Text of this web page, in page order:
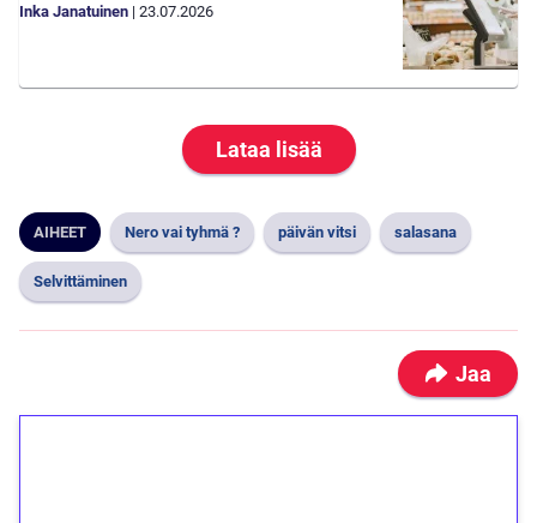
Inka Janatuinen | 23.07.2026
Lataa lisää
AIHEET Nero vai tyhmä ? päivän vitsi salasana
Selvittäminen
Jaa